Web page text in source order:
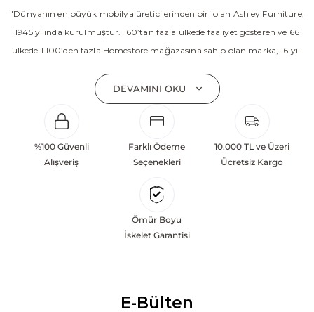
"Dünyanın en büyük mobilya üreticilerinden biri olan Ashley Furniture,
1945 yılında kurulmuştur. 160’tan fazla ülkede faaliyet gösteren ve 66
ülkede 1.100’den fazla Homestore mağazasına sahip olan marka, 16 yılı
yatak odası, oturma odası, yemek odası, home ofis ve ev dekorasyon
aksesuarları dahil olmak üzere 20’den fazla ürün kategorisinde geniş bir
koleksiyon sunmaktadır. Sabit ve hareketli koltuklar, yataklar, bahçe
mobilyaları ve demonte ürün grupları ile ürün yelpazesini sürekli
geliştiren Ashley, güçlü ve verimli global altyapısı sayesinde dünya
başarılarına değil, aynı zamanda gelecekte yaratacağı değerlere
odaklanarak sürekli gelişimi temel yaklaşım olarak benimsemektedir.
Türkiye’deki yatırımları kapsamında, Kayseri Serbest Bölgesi’nde 100
Dünya genelinde 7 farklı ülkede üretim tesisine sahip olan markanın
DEVAMINI OKU
%100 Güvenli
Alışveriş
Farklı Ödeme
Seçenekleri
10.000 TL ve Üzeri
Ücretsiz Kargo
Ömür Boyu
İskelet Garantisi
E-Bülten